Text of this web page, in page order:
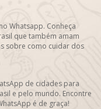
Whatsapp. Conheça
que também amam
sobre como cuidar dos
de cidades para
e pelo mundo. Encontre
é de graça!